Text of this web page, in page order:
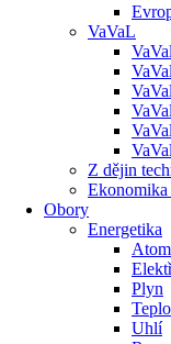
VaVaL
Z dějin
Obory
Energetika
Atom
Plyn
Teplo
Uhlí